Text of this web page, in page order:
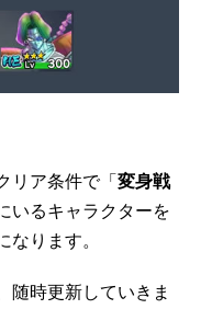
リア条件で「 変身戦
いるキャラクターを
なります。
随時更新していきま